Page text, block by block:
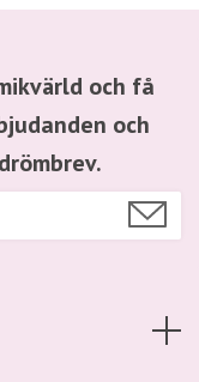
och få
och